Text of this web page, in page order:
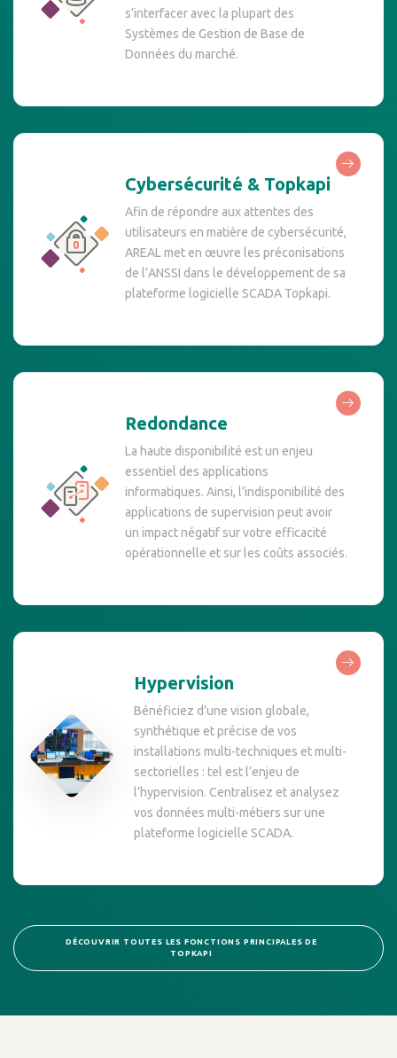
s’interfacer avec la plupart des
Systèmes de Gestion de Base de
Données du marché.
Cybersécurité & Topkapi
Afin de répondre aux attentes des
utilisateurs en matière de cybersécurité,
AREAL met en œuvre les préconisations
de l’ANSSI dans le développement de sa
plateforme logicielle SCADA Topkapi.
Redondance
La haute disponibilité est un enjeu
essentiel des applications
informatiques. Ainsi, l’indisponibilité des
applications de supervision peut avoir
un impact négatif sur votre efficacité
opérationnelle et sur les coûts associés.
Hypervision
Bénéficiez d’une vision globale,
synthétique et précise de vos
installations multi-techniques et multi-
sectorielles : tel est l’enjeu de
l’hypervision. Centralisez et analysez
vos données multi-métiers sur une
plateforme logicielle SCADA.
DÉCOUVRIR TOUTES LES FONCTIONS PRINCIPALES DE
TOPKAPI